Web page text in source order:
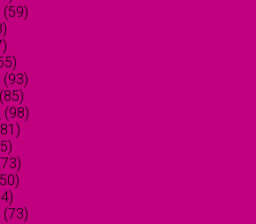
(59)
(93)
(85)
(98)
(73)